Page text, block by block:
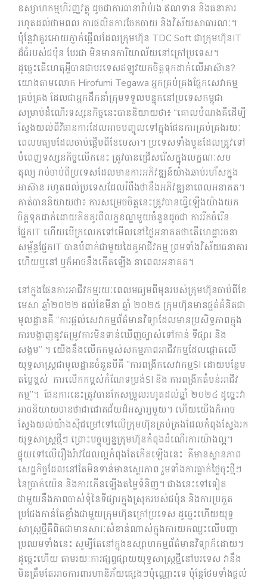
ឧស្សាហកម្មហិរញ្ញវត្ថុ ដូចជាការធានារ៉ាប់រង ឥណទាន និងធនាគារ
រហូតដល់ថាមពល ការផលិតការចែកចាយ និងវិស័យសាធារណៈ។
ប៉ុន្តែវាគួរអោយភ្ញាក់ផ្អើលដែលក្រុមហ៊ុន TDC Soft ជាក្រុមហ៊ុនIT
ដ៏ធំរបស់ជប៉ុន បែរជា មិនមានការិយាល័យនៅក្រៅប្រទេស។
ដូច្នេះតើ​ហេតុអ្វី​បាន​ជា​បរទេសឥឡូវ​យក​ចិត្ត​ទុក​ដាក់​លើ​អាស៊ាន?
យោងតាមលោក Hirofumi Tegawa អ្នកគ្រប់គ្រងផ្នែកសេវាកម្ម
គ្រប់គ្រង ដែលជាអ្នកដឹកនាំក្រុមទទួលបន្ទុកនៅប្រទេសកម្ពុជា
សម្រាប់ដំណើរទស្សនកិច្ចនេះបាននិយាយថា៖ “គោលបំណងគឺដើម្បី
ស្វែងយល់ពីវិធានការដែលអាចបញ្ចូលទៅក្នុងផែនការគ្រប់គ្រងរយៈ
ពេលមធ្យមដែលចាប់ផ្តើមពីខែមេសា។ ប្រទេសទាំងបួនដែលត្រូវទៅ
បំពេញទស្សនកិច្ចលើកនេះ ត្រូវបានជ្រើសរើសក្នុងលក្ខណៈសម
តុល្យ រាប់ចាប់ពីប្រទេសដែលមានការអភិវឌ្ឍន៍យ៉ាងឆាប់រហ័សក្នុង
អាស៊ាន រហូតដល់ប្រទេសដែលរំពឹងថានឹងអភិវឌ្ឍនាពេលអនាគត​​។
គាត់បាននិយាយថា​៖ ការសម្រេចចិត្តនេះត្រូវបានធ្វើឡើងយ៉ាងយក
ចិត្តទុកដាក់ដោយគិតគូរពីលក្ខខណ្ឌមួយចំនួនដូចជា ការរីកចំរើន
ផ្នែកIT ហើយបើក្រលេកទៅមើលនៅថ្ងៃអនាគតថាតើហេដ្ឋារចនា
សម្ព័ន្ធផ្នែកIT បានបំពាក់ជាមួយដៃគូអាជីវកម្ម ព្រមទាំងវិស័យធនាគារ
ហើយឬនៅ ឬក៏អាចនឹងកើតឡើង នាពេលអនាគត។
នៅក្នុងផែនការអាជីវកម្មរយៈពេលមធ្យមពីមុនរបស់ក្រុមហ៊ុនចាប់ពីខែ
មេសា ឆ្នាំ២០២២ ដល់ខែមីនា ឆ្នាំ ២០២៥ ក្រុមហ៊ុនមានផ្នត់គំនិតជា
មូលដ្ឋានគឺ “ការផ្តល់សេវាកម្មព័ត៌មានវិទ្យាដែលមានប្រសិទ្ធភាពក្នុង
ការបង្ហាញនូវតម្រូវការមិនទាន់ឃើញច្បាស់ទៅកាន់ ទីផ្សារ និង
សង្គម” ។​ យើងនឹងលើកកម្ពស់សកម្មភាពអាជីវកម្មដែលផ្តោតលើ
យុទ្ធសាស្ត្រជាមូលដ្ឋានចំនួនបីគឺ ”ការពង្រីកសេវាកម្មSI ដោយបន្ថែម
តម្លៃខ្ពស់ ការលើកកម្ពស់កំណែទម្រង់SI និង ការពង្រីកតំបន់អាជីវ
កម្ម”។ ផែនការនេះត្រូវបានកែសម្រួលរហូតដល់ឆ្នាំ ២០២៤ ដូច្នេះវា
អាចនិយាយបានថាជាជោគជ័យដ៏អស្ចារ្យមួយ។ ហើយយើងក៏អាច
ស្វែងយល់យ៉ាងស៊ីជម្រៅទៅលើក្រុមហ៊ុនគ្រប់គ្រងដែលកំពុងស្វែងរក
យុទ្ធសាស្រ្តថ្មីៗ ព្រោះបច្ចុប្បន្នក្រុមហ៊ុនកំពុងដំណើរការយ៉ាងល្អ។​
ផ្ទុយទៅលើរឿងរ៉ាវដែលល្អកំពុងតែកើតឡើងនេះ គឺមានស្ថានភាព
សេដ្ឋកិច្ចដែលនៅតែមិនទាន់មានស្ថេរភាព រួមទាំងការធ្លាក់ថ្លៃចុះថ្មីៗ
នៃប្រាក់យ៉េន និង​ការកើនឡើងតម្លៃទំនិញ។ ជាងនេះទៅទៀត
ជាមួយនឹងភាពចាស់ទុំនៃទីផ្សារក្នុងស្រុករបស់ជប៉ុន និងការប្រកួត
ប្រជែងកាន់តែខ្លាំងជាមួយក្រុមហ៊ុនក្រៅប្រទេស ដូច្នេះហើយយុទ្ធ
សាស្រ្តថ្មីគឺពិតជាមានសារៈសំខាន់ណាស់ក្នុងការយកឈ្នះលើបញ្ហា
ប្រឈមទាំងនេះ សូម្បីតែនៅក្នុងឧស្សាហកម្មព័ត៌មានវិទ្យាក៏ដោយ។
ដូច្នេះហើយ តាមរយៈការផ្សព្វផ្សាយយុទ្ធសាស្ត្រថ្មីនៅបរទេស វានឹង
មិនត្រឹមតែអាចការពារហានិភ័យផ្សេងៗប៉ុណ្ណោះទេ ប៉ុន្តែថែមទាំងផ្តល់